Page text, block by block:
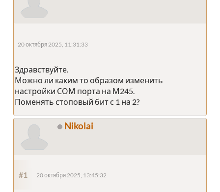
20 октября 2025, 11:31:33
Здравствуйте.
Можно ли каким то образом изменить
настройки СОМ порта на М245.
Поменять стоповый бит с 1 на 2?
Nikolai
#1 20 октября 2025, 13:45:32